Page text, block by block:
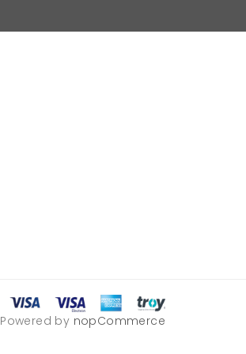
Powered by nopCommerce